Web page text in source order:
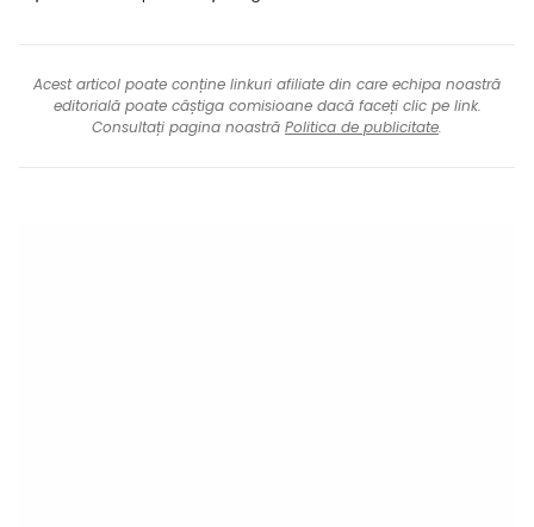
Acest articol poate conține linkuri afiliate din care echipa noastră
editorială poate câștiga comisioane dacă faceți clic pe link.
Consultați pagina noastră Politica de publicitate.